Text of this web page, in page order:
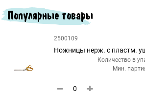
Популярные товары
2500109
Ножницы нерж. с пластм.
Количество в
Мин.